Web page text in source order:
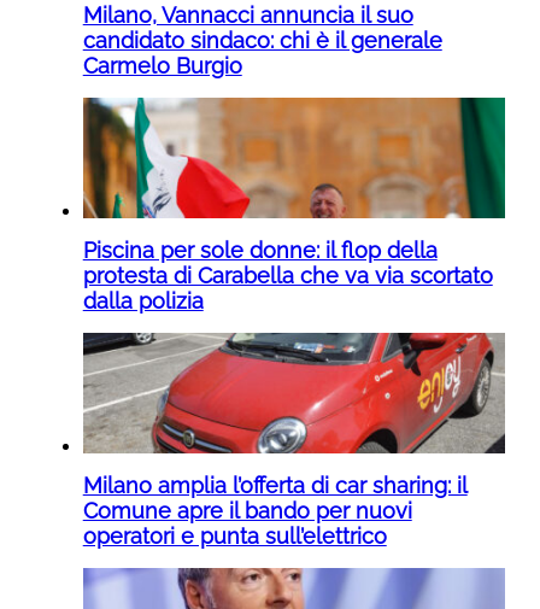
Milano, Vannacci annuncia il suo
candidato sindaco: chi è il generale
Carmelo Burgio
Piscina per sole donne: il flop della
protesta di Carabella che va via scortato
dalla polizia
Milano amplia l’offerta di car sharing: il
Comune apre il bando per nuovi
operatori e punta sull’elettrico